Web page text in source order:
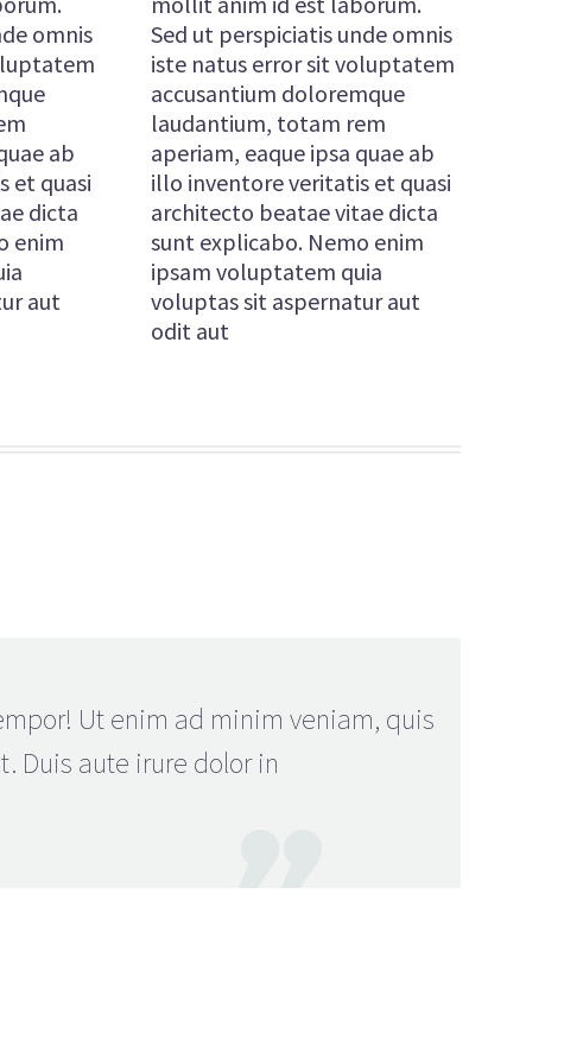
omnis
ab
et quasi
dicta
enim
aut
Sed ut perspiciatis unde omnis
iste natus error sit voluptatem
accusantium doloremque
laudantium, totam rem
aperiam, eaque ipsa quae ab
illo inventore veritatis et quasi
architecto beatae vitae dicta
sunt explicabo. Nemo enim
ipsam voluptatem quia
voluptas sit aspernatur aut
odit aut
Ut enim ad minim veniam, quis
Duis aute irure dolor in